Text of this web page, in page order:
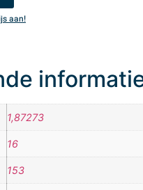
aan!
1,87273
16
153